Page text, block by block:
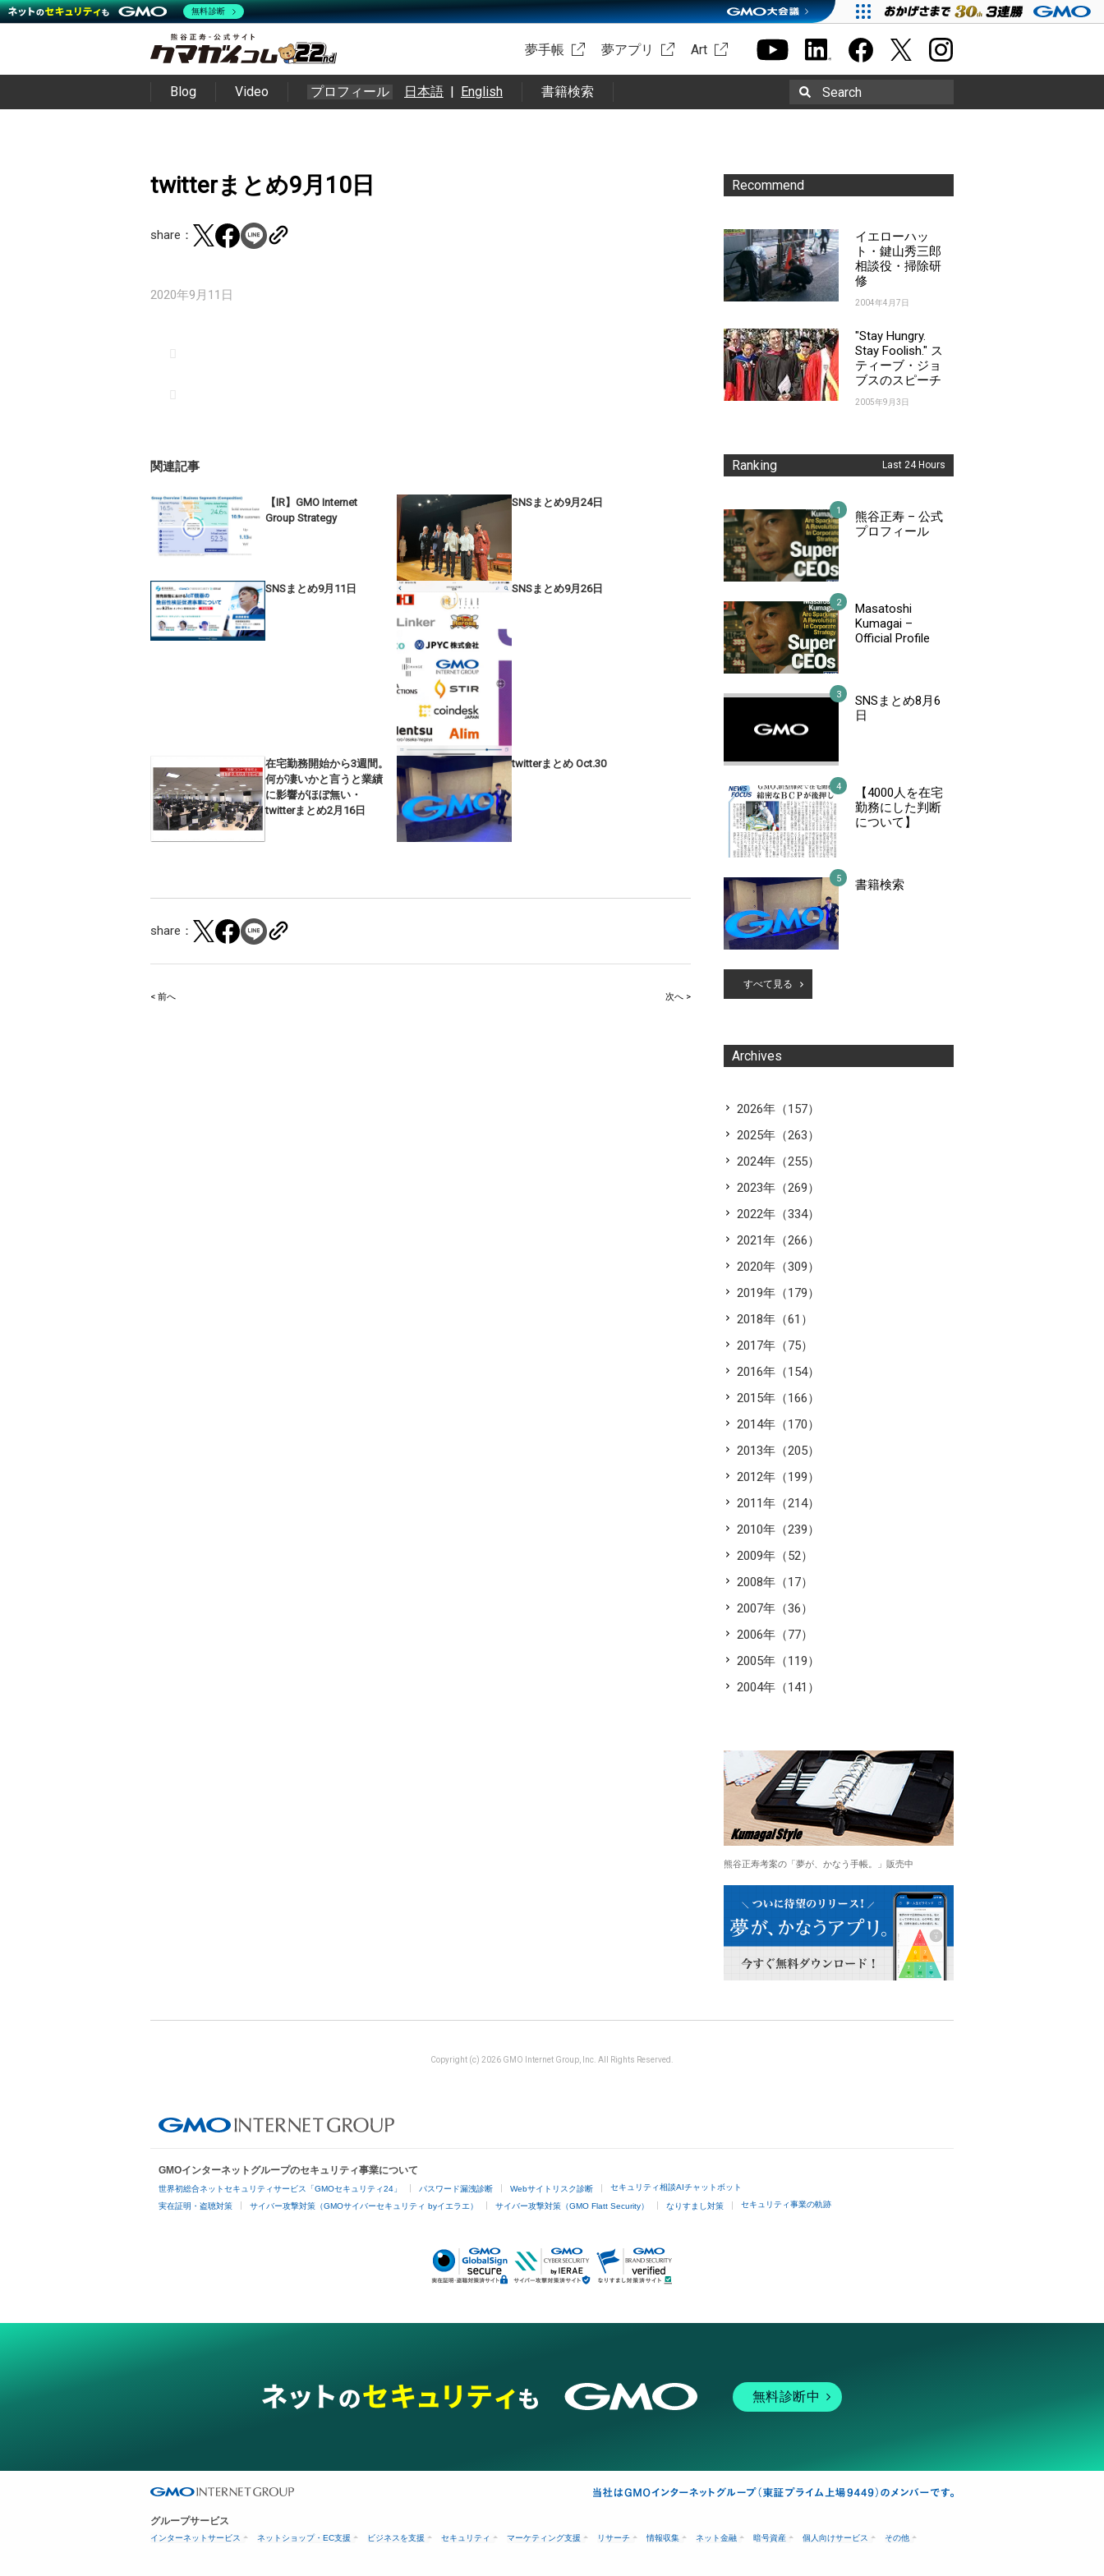
夢手帳 夢アプリ Art
Blog Video プロフィール 日本語 | English 書籍検索 Search
twitterまとめ9月10日
share：
2020年9月11日
関連記事
【IR】GMO Internet
Group Strategy
SNSまとめ9月24日
SNSまとめ9月11日 SNSまとめ9月26日
在宅勤務開始から3週間。
何が凄いかと言うと業績
に影響がほぼ無い・
twitterまとめ2月16日
twitterまとめ Oct.30
share：
Post
< 前へ 次へ >
Recommend
イエローハッ
ト・鍵山秀三郎
相談役・掃除研
修
2004年4月7日
"Stay Hungry.
Stay Foolish." ス
ティーブ・ジョ
ブスのスピーチ
2005年9月3日
Ranking Last 24 Hours
熊谷正寿 – 公式
プロフィール
Masatoshi
Kumagai –
Official Profile
SNSまとめ8月6
日
【4000人を在宅
勤務にした判断
について】
書籍検索
すべて見る
Archives
2026年（157）
2025年（263）
2024年（255）
2023年（269）
2022年（334）
2021年（266）
2020年（309）
2019年（179）
2018年（61）
2017年（75）
2016年（154）
2015年（166）
2014年（170）
2013年（205）
2012年（199）
2011年（214）
2010年（239）
2009年（52）
2008年（17）
2007年（36）
2006年（77）
2005年（119）
2004年（141）
熊谷正寿考案の「夢が、かなう手帳。」販売中
Copyright (c) 2026 GMO Internet Group, Inc. All Rights Reserved.
GMOインターネットグループのセキュリティ事業について
世界初総合ネットセキュリティサービス「GMOセキュリティ24」 パスワード漏洩診断 Webサイトリスク診断 セキュリティ相談AIチャットボット
実在証明・盗聴対策 サイバー攻撃対策（GMOサイバーセキュリティ byイエラエ） サイバー攻撃対策（GMO Flatt Security） なりすまし対策 セキュリティ事業の軌跡
無料診断中
グループサービス
インターネットサービス ネットショップ・EC支援 ビジネスを支援 セキュリティ マーケティング支援 リサーチ 情報収集 ネット金融 暗号資産 個人向けサービス その他
無料診断